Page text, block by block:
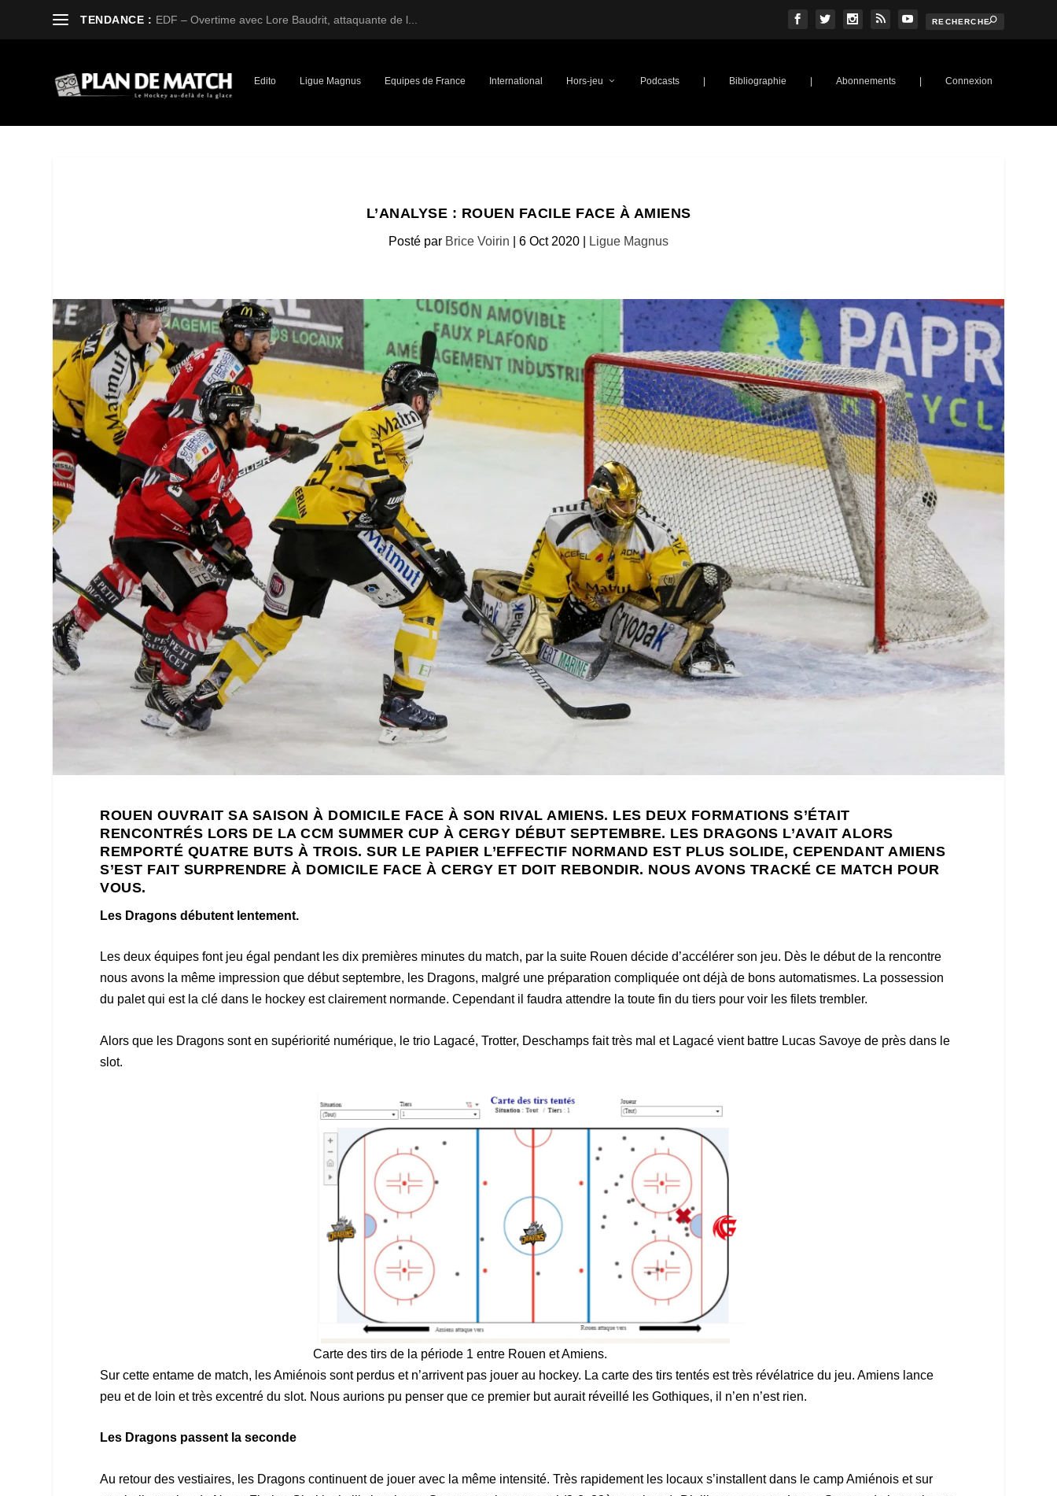
TENDANCE : EDF – Overtime avec Lore Baudrit, attaquante de l...
Edito Ligue Magnus Equipes de France International Hors-jeu Podcasts Bibliographie Abonnements Connexion
L’ANALYSE : ROUEN FACILE FACE À AMIENS
Posté par Brice Voirin 6 Oct 2020 Ligue Magnus
ROUEN OUVRAIT SA SAISON À DOMICILE FACE À SON RIVAL AMIENS. LES DEUX FORMATIONS S’ÉTAIT
RENCONTRÉS LORS DE LA CCM SUMMER CUP À CERGY DÉBUT SEPTEMBRE. LES DRAGONS L’AVAIT ALORS
REMPORTÉ QUATRE BUTS À TROIS. SUR LE PAPIER L’EFFECTIF NORMAND EST PLUS SOLIDE, CEPENDANT AMIENS
S’EST FAIT SURPRENDRE À DOMICILE FACE À CERGY ET DOIT REBONDIR. NOUS AVONS TRACKÉ CE MATCH POUR
VOUS.
Les Dragons débutent lentement.
Les deux équipes font jeu égal pendant les dix premières minutes du match, par la suite Rouen décide d’accélérer son jeu. Dès le début de la rencontre
nous avons la même impression que début septembre, les Dragons, malgré une préparation compliquée ont déjà de bons automatismes. La possession
du palet qui est la clé dans le hockey est clairement normande. Cependant il faudra attendre la toute fin du tiers pour voir les filets trembler.
Alors que les Dragons sont en supériorité numérique, le trio Lagacé, Trotter, Deschamps fait très mal et Lagacé vient battre Lucas Savoye de près dans le
slot.
Carte des tirs de la période 1 entre Rouen et Amiens.
Sur cette entame de match, les Amiénois sont perdus et n’arrivent pas jouer au hockey. La carte des tirs tentés est très révélatrice du jeu. Amiens lance
peu et de loin et très excentré du slot. Nous aurions pu penser que ce premier but aurait réveillé les Gothiques, il n’en n’est rien.
Les Dragons passent la seconde
Au retour des vestiaires, les Dragons continuent de jouer avec la même intensité. Très rapidement les locaux s’installent dans le camp Amiénois et sur